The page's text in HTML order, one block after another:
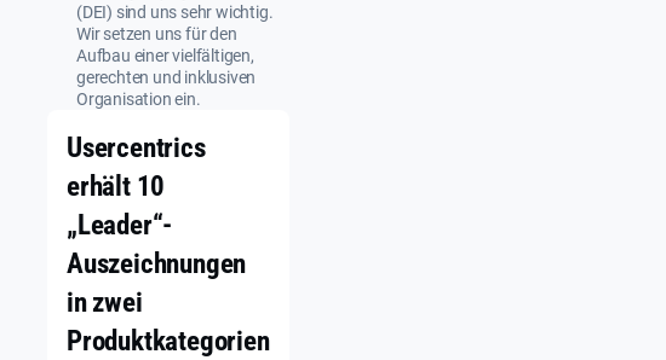
(DEI) sind uns sehr wichtig.
Wir setzen uns für den
Aufbau einer vielfältigen,
gerechten und inklusiven
Organisation ein.
Usercentrics
erhält 10
„Leader“-
Auszeichnungen
in zwei
Produktkategorien